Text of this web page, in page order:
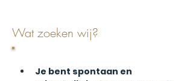
Wat zoeken wij?
Je bent spontaan en